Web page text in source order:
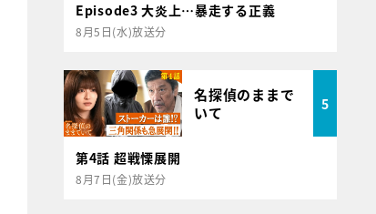
Episode3 大炎上…暴走する正義
8月5日(水)放送分
名探偵のままで
いて
5
第4話 超戦慄展開
8月7日(金)放送分